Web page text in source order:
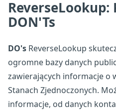
ReverseLookup:
DON'Ts
DO's ReverseLookup
ogromne bazy danych
zawierających informacje o
Stanach Zjednoczonych.
informacje, od danych